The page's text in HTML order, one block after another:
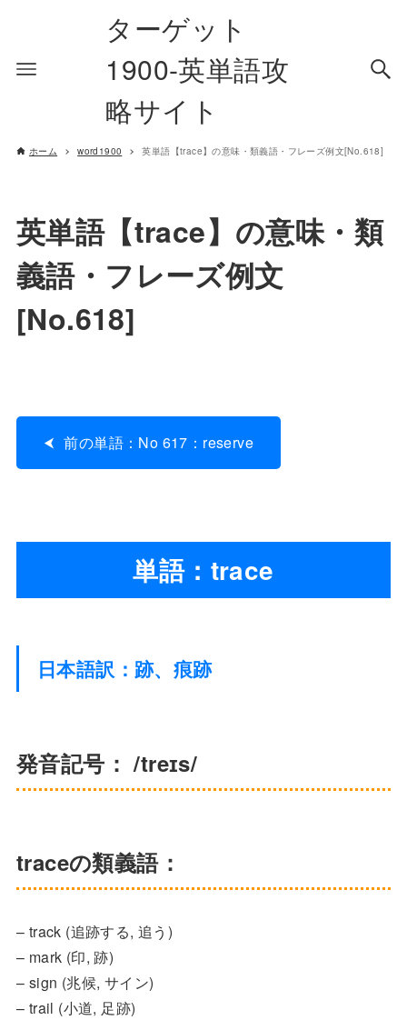
ターゲット
1900-英単語攻
略サイト
ホーム word1900 英単語【trace】の意味・類義語・フレーズ例文[No.618]
英単語【trace】の意味・類
義語・フレーズ例文
[No.618]
前の単語：No 617：reserve
単語：trace
日本語訳：跡、痕跡
発音記号： /treɪs/
traceの類義語：
– track (追跡する, 追う)
– mark (印, 跡)
– sign (兆候, サイン)
– trail (小道, 足跡)